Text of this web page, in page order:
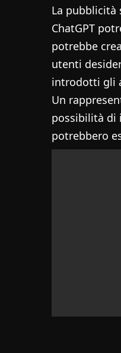
La pubblicità
ChatGPT
potrebbe
utenti
introdotti gli
Un
possibilità di
potrebbero